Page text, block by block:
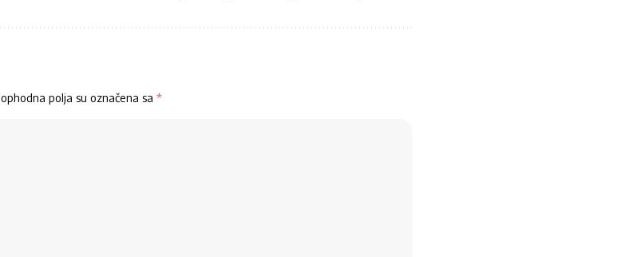
polja su označena sa *